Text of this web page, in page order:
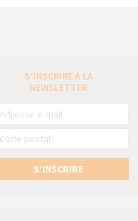
S’INSCRIRE À LA
NEWSLETTER
S’INSCRIRE